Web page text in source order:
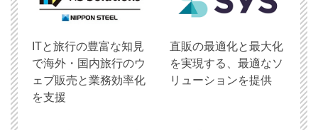
ITと旅行の豊富な知見
で海外・国内旅行のウ
ェブ販売と業務効率化
を支援
直販の最適化と最大化
を実現する、最適なソ
リューションを提供